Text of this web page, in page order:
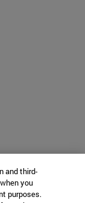
and third-
you
purposes.